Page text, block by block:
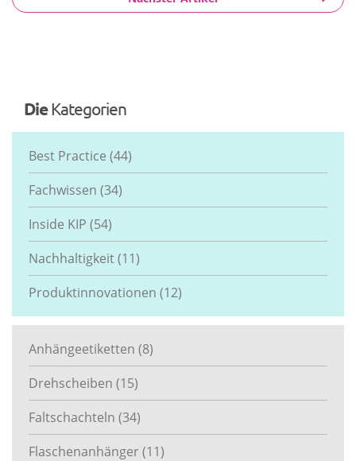
DieKategorien
Best Practice (44)
Fachwissen (34)
Inside KIP (54)
Nachhaltigkeit(11)
Produktinnovationen (12)
Anhängeetiketten (8)
Drehscheiben (15)
Faltschachteln (34)
Flaschenanhänger(11)